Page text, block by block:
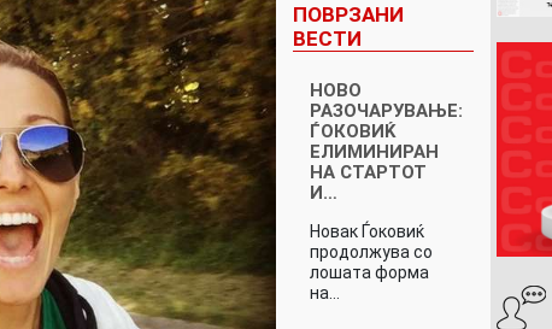
ПОВРЗАНИ
ВЕСТИ
НОВО
РАЗОЧАРУВАЊЕ:
ЃОКОВИЌ
ЕЛИМИНИРАН
НА СТАРТОТ
И…
Новак Ѓоковиќ
продолжува со
лошата форма
на…